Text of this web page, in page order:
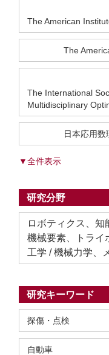
The American
The
The International
Multidisciplinary
日本応用数
▼全件表示
研究分野
ロボティクス、知
機械要素、トライ
工学 / 機械力学、
研究キーワード
探傷・点検
自動車